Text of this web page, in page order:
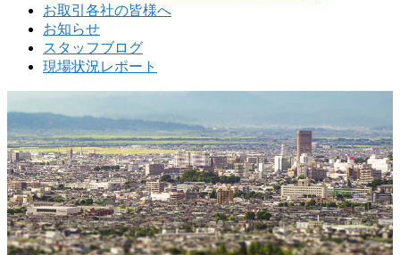
お取引各社の皆様へ
お知らせ
スタッフブログ
現場状況レポート
の歴史ある実績・建設技術と、旧カネフジハウス
利くフットワークが結びついた新しい建設会社で